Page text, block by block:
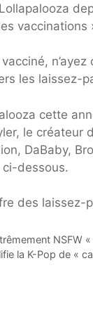
vaccinations
les laissez-
cette
le créateur
DaBaby,
dessous.
NSFW
la K-Pop de «